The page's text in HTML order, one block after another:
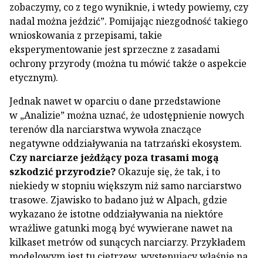
zobaczymy, co z tego wyniknie, i wtedy powiemy, czy
nadal można jeździć”. Pomijając niezgodność takiego
wnioskowania z przepisami, takie
eksperymentowanie jest sprzeczne z zasadami
ochrony przyrody (można tu mówić także o aspekcie
etycznym).
Jednak nawet w oparciu o dane przedstawione
w „Analizie” można uznać, że udostępnienie nowych
terenów dla narciarstwa wywoła znaczące
negatywne oddziaływania na tatrzański ekosystem.
Czy narciarze jeżdżący poza trasami mogą
szkodzić przyrodzie? Okazuje się, że tak, i to
niekiedy w stopniu większym niż samo narciarstwo
trasowe. Zjawisko to badano już w Alpach, gdzie
wykazano że istotne oddziaływania na niektóre
wrażliwe gatunki mogą być wywierane nawet na
kilkaset metrów od sunących narciarzy. Przykładem